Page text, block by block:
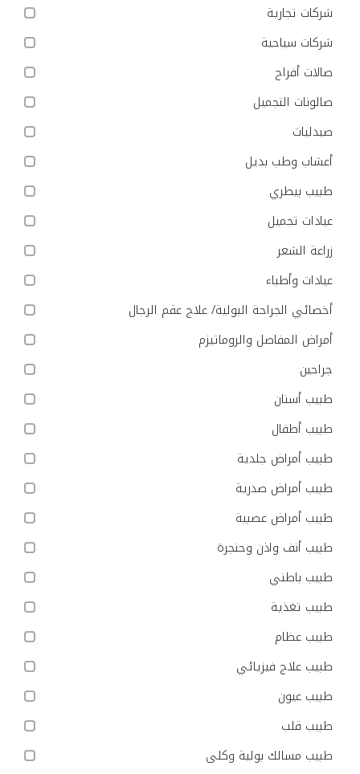
شركات تجارية
شركات سياحية
صالات أفراح
صالونات التجميل
صيدليات
أعشاب وطب بديل
طبيب بيطري
عيادات تجميل
زراعة الشعر
عيادات وأطباء
أخصائي الجراحة البولية/ علاج عقم الرجال
أمراض المفاصل والروماتيزم
جراحين
طبيب أسنان
طبيب أطفال
طبيب أمراض جلدية
طبيب أمراض صدرية
طبيب أمراض عصبية
طبيب أنف واذن وحنجرة
طبيب باطني
طبيب تغذية
طبيب عظام
طبيب علاج فيزيائي
طبيب عيون
طبيب قلب
طبيب مسالك بولية وكلى